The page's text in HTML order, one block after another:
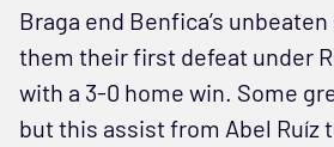
Braga end Benfica’s
them their first defeat under
with a 3-0 home win. Some
but this assist from Abel Ruíz